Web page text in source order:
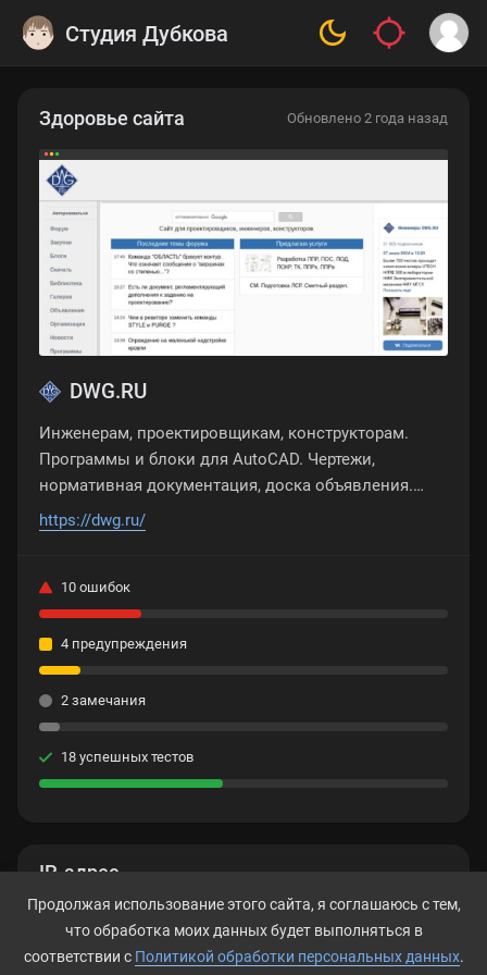
Студия Дубкова
IP-адрес
89.108.118.81
Здоровье сайта Обновлено 2 года назад
DWG.RU
Инженерам, проектировщикам, конструкторам.
Программы и блоки для AutoCAD. Чертежи,
нормативная документация, доска объявления.
Технологии и системы проектирования
https://dwg.ru/
10 ошибок
4 предупреждения
2 замечания
18 успешных тестов
Продолжая использование этого сайта, я соглашаюсь с тем,
что обработка моих данных будет выполняться в
соответствии с Политикой обработки персональных данных.